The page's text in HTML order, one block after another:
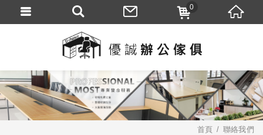
首頁 聯絡我們
0